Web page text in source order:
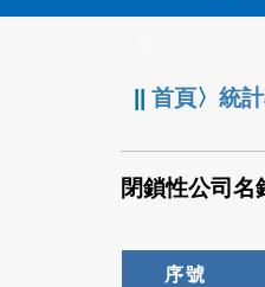
||首頁〉統
閉鎖性公司名
序號